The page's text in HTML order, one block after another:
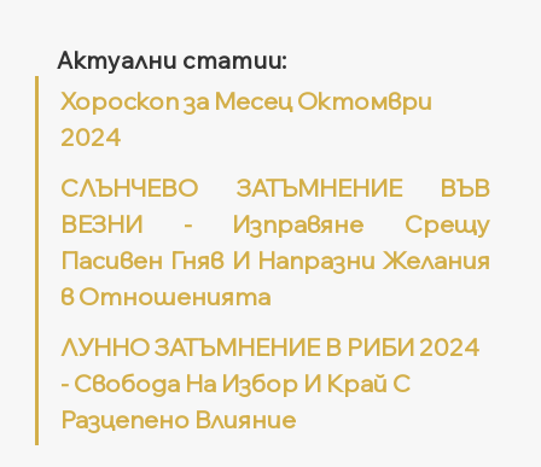
Актуални статии:
Хороскоп за Месец Октомври
2024
СЛЪНЧЕВО ЗАТЪМНЕНИЕ ВЪВ
ВЕЗНИ - Изправяне Срещу
Пасивен Гняв И Напразни Желания
в Отношенията
ЛУННО ЗАТЪМНЕНИЕ В РИБИ 2024
- Свобода На Избор И Край С
Разцепено Влияние